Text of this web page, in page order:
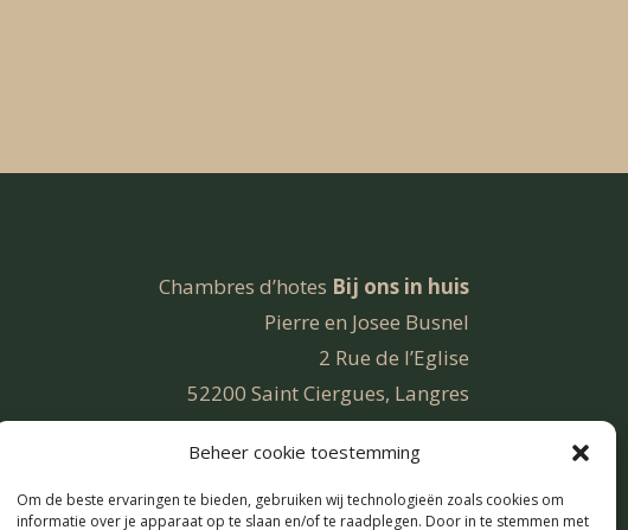
Beheer cookie toestemming
Om de beste ervaringen te bieden, gebruiken wij technologieën zoals cookies om
informatie over je apparaat op te slaan en/of te raadplegen. Door in te stemmen met
Chambres d’hotes Bij ons in huis
Pierre en Josee Busnel
2 Rue de l’Eglise
52200 Saint Ciergues, Langres
Frankrijk